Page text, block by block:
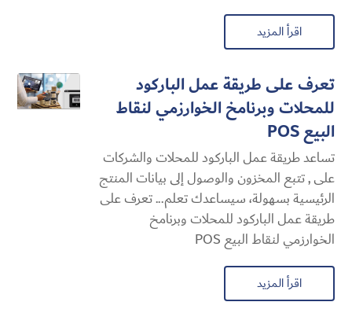
اقرأ المزيد
تعرف على طريقة عمل الباركود
للمحلات وبرنامخ الخوارزمي لنقاط
البيع POS
تساعد طريقة عمل الباركود للمحلات والشركات
على , تتبع المخزون والوصول إلى بيانات المنتج
الرئيسية بسهولة، سيساعدك تعلم... تعرف على
طريقة عمل الباركود للمحلات وبرنامخ
الخوارزمي لنقاط البيع POS
اقرأ المزيد